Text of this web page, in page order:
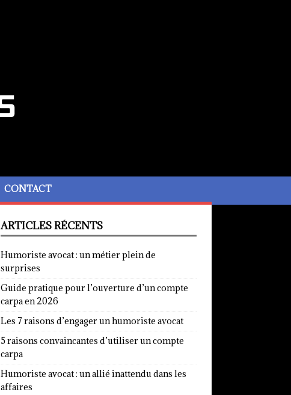
CONTACT
ARTICLES RÉCENTS
Humoriste avocat : un métier plein de
surprises
Guide pratique pour l’ouverture d’un compte
carpa en 2026
Les 7 raisons d’engager un humoriste avocat
5 raisons convaincantes d’utiliser un compte
carpa
Humoriste avocat : un allié inattendu dans les
affaires